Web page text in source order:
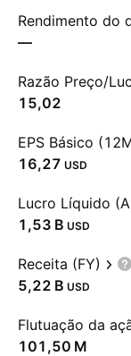
Rendimento do
—
Razão Preço/
15,02
EPS Básico
16,27 USD
Lucro Líquido
‪1,53 B‬ USD
Receita (FY)
‪5,22 B‬ USD
Flutuação da
‪101,50 M‬